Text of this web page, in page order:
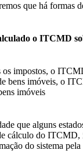
que há formas
o ITCMD
os impostos, o
bens imóveis, o
imóveis
que alguns
cálculo do ITCMD,
do sistema